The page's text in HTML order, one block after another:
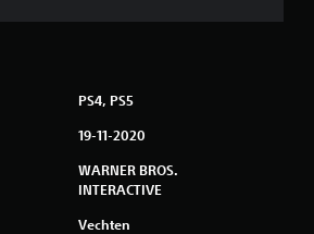
PS4, PS5
19-11-2020
WARNER BROS.
INTERACTIVE
Vechten